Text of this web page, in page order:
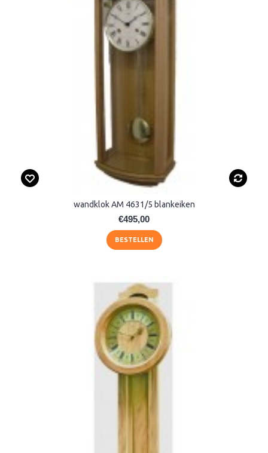
wandklok AM 4631/5 blankeiken
€495,00
BESTELLEN